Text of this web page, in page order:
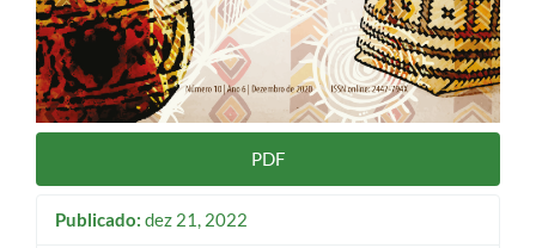
PDF
Publicado: dez 21, 2022